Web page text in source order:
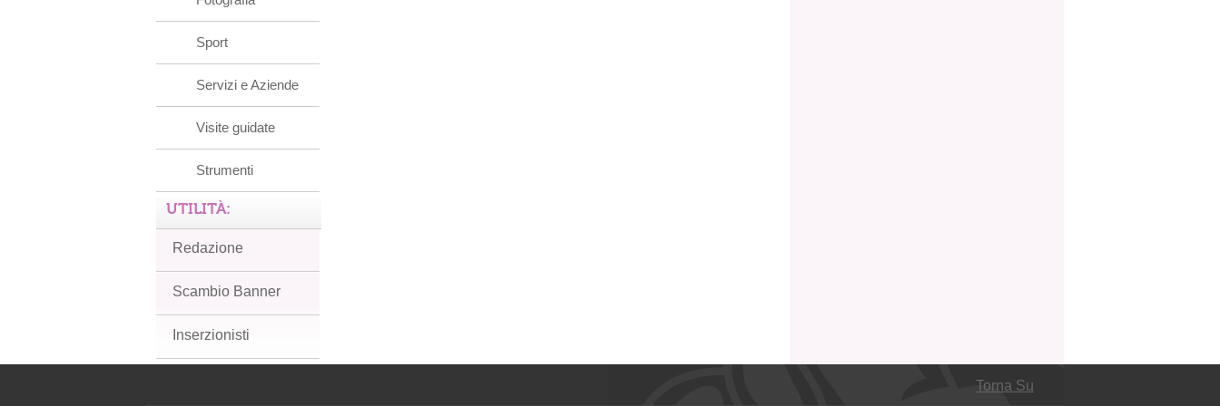
Sport
Servizi e Aziende
Visite guidate
Strumenti
UTILITÀ:
Redazione
Scambio Banner
Inserzionisti
Torna Su